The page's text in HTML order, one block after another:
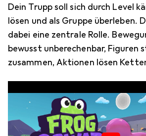
Dein Trupp soll sich durch Level
lösen und als Gruppe überleben.
dabei eine zentrale Rolle.
bewusst unberechenbar, Figuren
zusammen, Aktionen lösen